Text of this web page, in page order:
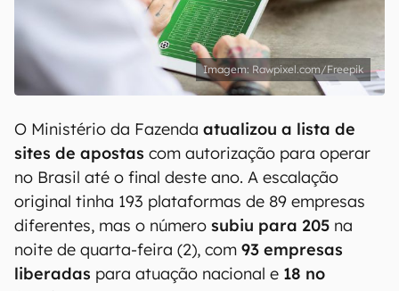
Rawpixel.com/Freepik
O Ministério da Fazenda atualizou a lista de
sites de apostas com autorização para operar
no Brasil até o final deste ano. A escalação
original tinha 193 plataformas de 89 empresas
diferentes, mas o número subiu para 205 na
noite de quarta-feira (2), com 93 empresas
liberadas para atuação nacional e 18 no